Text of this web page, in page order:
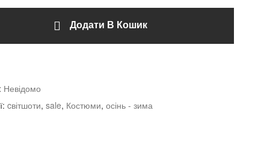
Додати В Кошик
Невідомо
cвітшоти, sale, Костюми, осінь - зима